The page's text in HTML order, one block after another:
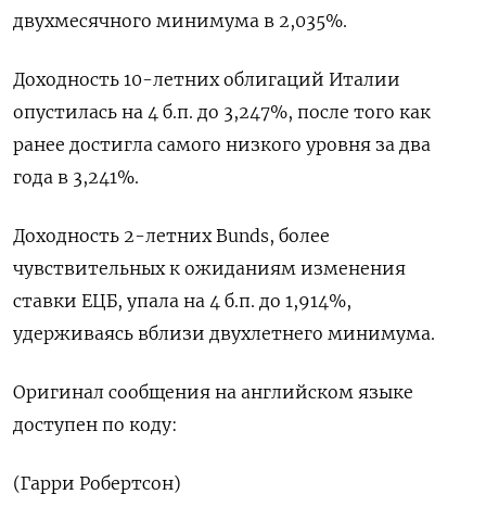
двухмесячного минимума в 2,035%.
Доходность 10-летних облигаций Италии
опустилась на 4 б.п. до 3,247%, после того как
ранее достигла самого низкого уровня за два
года в 3,241%.
Доходность 2-летних Bunds, более
чувствительных к ожиданиям изменения
ставки ЕЦБ, упала на 4 б.п. до 1,914%,
удерживаясь вблизи двухлетнего минимума.
Оригинал сообщения на английском языке
доступен по коду:
(Гарри Робертсон)